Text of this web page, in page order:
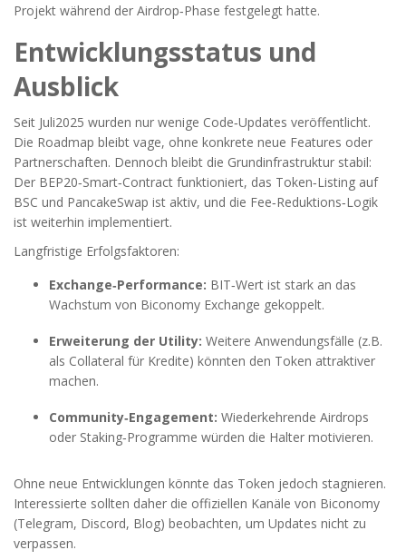
Projekt während der Airdrop‑Phase festgelegt hatte.
Entwicklungsstatus und
Ausblick
Seit Juli2025 wurden nur wenige Code‑Updates veröffentlicht.
Die Roadmap bleibt vage, ohne konkrete neue Features oder
Partnerschaften. Dennoch bleibt die Grundinfrastruktur stabil:
Der BEP20‑Smart‑Contract funktioniert, das Token‑Listing auf
BSC und PancakeSwap ist aktiv, und die Fee‑Reduktions‑Logik
ist weiterhin implementiert.
Langfristige Erfolgsfaktoren:
Exchange‑Performance: BIT‑Wert ist stark an das
Wachstum von Biconomy Exchange gekoppelt.
Erweiterung der Utility: Weitere Anwendungsfälle (z.B.
als Collateral für Kredite) könnten den Token attraktiver
machen.
Community‑Engagement: Wiederkehrende Airdrops
oder Staking‑Programme würden die Halter motivieren.
Ohne neue Entwicklungen könnte das Token jedoch stagnieren.
Interessierte sollten daher die offiziellen Kanäle von Biconomy
(Telegram, Discord, Blog) beobachten, um Updates nicht zu
verpassen.